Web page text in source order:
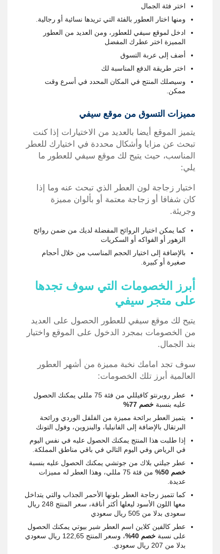
اختر فئة الجمال
ومنها اختار العطور بالفئة التي تريدها نسائية أو رجالية.
ادخل لموقع سيفي للعطور، ومن العديد من العطور
المميزة اختر عطرك المفضل
أضف إلى عربة التسوق
اختر طريقة الدفع المناسبة لك
وسيصلك المنتج في المكان المحدد في أسرع وقت
ممكن.
مميزات التسوق من موقع سيفي
يتميز الموقع أيضا بالعديد من الاختيارات إذا كنت
تبحث عن مزايا وأشكال محددة في اختيارك للعطر
المناسب، حيث يتيح لك موقع سيفي للعطور ما
يلي:
اختيار زجاجة لون العطر الذي تبحث عنه وما إذا
كان شفافا أو زجاجة معتمة أو بألوان مميزة
وجريئة.
كما يمكن اختيار الروائح المفضلة لديك من ضمن روائح
الزهور أو الفواكه أو السكريات
بالإضافة إلى اختيار الحجم المناسب من خلال أحجام
صغيرة أو كبيرة.
أبرز الخصومات التي سوف تجدها
على متجر سيفي
يتيح لك موقع سيفي للعطور الحصول على العديد
من الخصومات بمجرد الدخول على الموقع واختيار
بند الجمال.
سوف تجد امامك نخبة مميزة من أشهر العطور
العالمية أبرز تلك الخصومات:
عطر روبرنتو كافيللي من فئة 75 مللي يمكنك الحصول
عليه بنسبة خصم 77%
يتميز العطر برائحة مميزة من الفلفل الوردي ورائحة
البرتقال بالإضافة إلى الفانيليا، والبنزوين، وفول التونك
إذا طلبت هذا المنتج يمكنك الحصول عليه في نفس اليوم
في الرياض وفي اليوم التالي في باقي مناطق المملكة.
عطر جيلتي بلاك من جوتشي يمكنك الحصول عليه بنسبة
خصم 50%
من فئة 75 مللي، وهذا العطر له مميزات
عديدة.
كما تتميز زجاجة العطر بلونها الأحمر الجذاب والتي يتداخل
معها اللون الأسود ليعلها أكثر أناقة، سعر المنتج 248 ريال
سعودى بدلا من 505 ريال سعودي
عطر كالفين كلاين اسم العطر شير بيوتي يمكنك الحصول
على نسبة خصم 40%
، وسعر المنتج 122,65 ريال سعودي
بدلا من 207 ريال سعودي.